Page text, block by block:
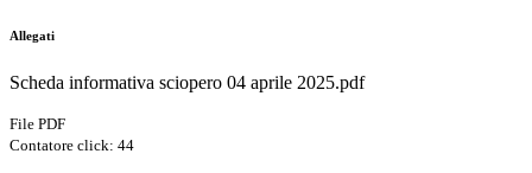
Allegati
Scheda informativa sciopero 04 aprile 2025.pdf
File PDF
Contatore click: 44